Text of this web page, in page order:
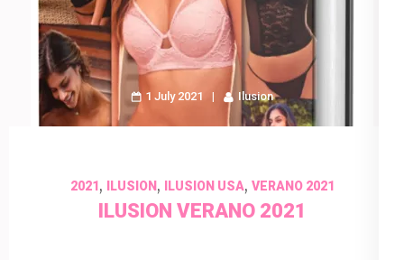
1 July 2021 Ilusion
2021, ILUSION, ILUSION USA, VERANO 2021
ILUSION VERANO 2021